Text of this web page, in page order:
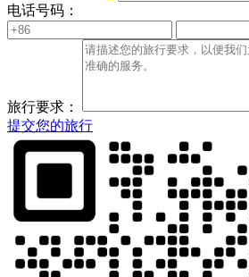
电话号码：
旅行要求：
提交您的旅行